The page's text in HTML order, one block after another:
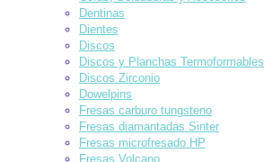
Dentinas
Dientes
Discos
Discos y Planchas Termoformables
Discos Zirconio
Dowelpins
Fresas carburo tungsteno
Fresas diamantadas Sinter
Fresas microfresado HP
Fresas Volcano